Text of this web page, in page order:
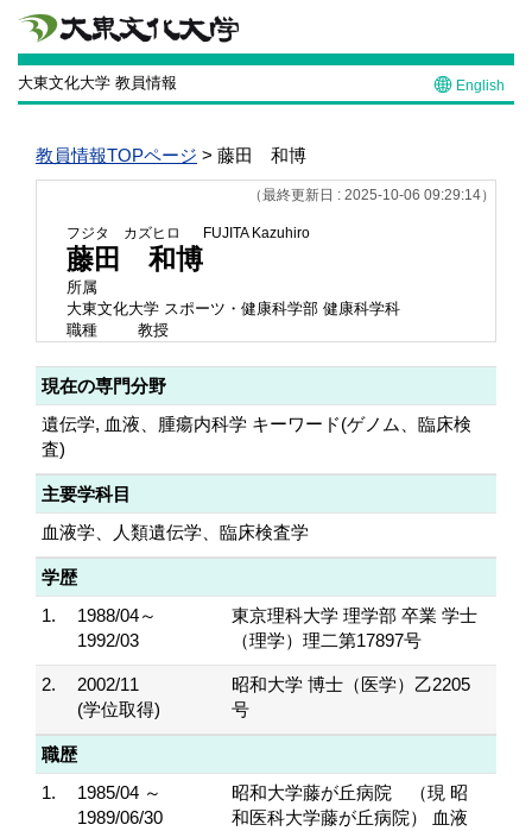
大東文化大学 教員情報 English
教員情報TOPページ > 藤田 和博
（最終更新日 : 2025-10-06 09:29:14）
フジタ カズヒロ FUJITA Kazuhiro
藤田 和博
所属
大東文化大学 スポーツ・健康科学部 健康科学科
職種
教授
現在の専門分野
遺伝学, 血液、腫瘍内科学 キーワード(ゲノム、臨床検
査)
主要学科目
血液学、人類遺伝学、臨床検査学
学歴
1.
1988/04～
1992/03
東京理科大学 理学部 卒業 学士
（理学）理二第17897号
2.
2002/11
(学位取得)
昭和大学 博士（医学）乙2205
号
職歴
1.
1985/04 ～
1989/06/30
昭和大学藤が丘病院 （現 昭
和医科大学藤が丘病院） 血液